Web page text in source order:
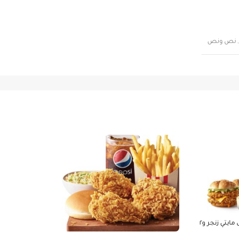
, نص ونص
مايتى لوف ٢ ساندوتش مايتي زنجر و٢